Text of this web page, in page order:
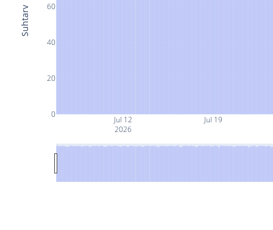
Jul 12
2026
Jul 19
0
20
40
60
Suhtarv